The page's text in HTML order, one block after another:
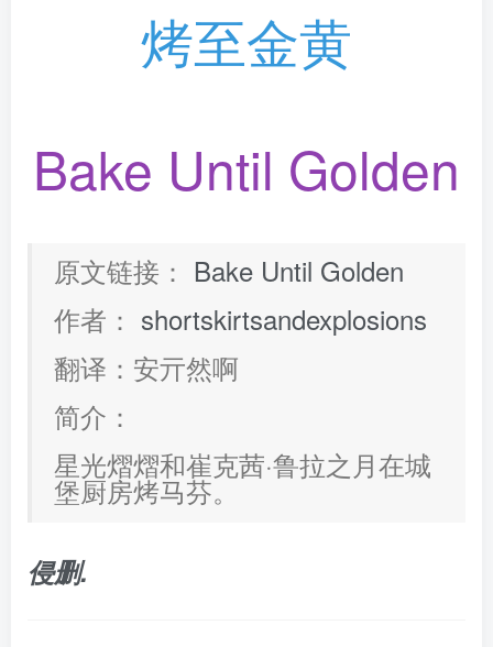
烤至金黄
Bake Until Golden
原文链接： Bake Until Golden
作者： shortskirtsandexplosions
翻译：安亓然啊
简介：
星光熠熠和崔克茜·鲁拉之月在城
堡厨房烤马芬。
侵删.